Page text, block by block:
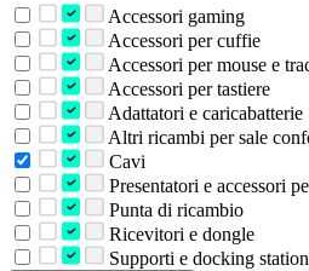
Accessori gaming
Accessori per cuffie
Accessori per mouse e
Accessori per tastiere
Adattatori e caricabatterie
Altri ricambi per sale
Cavi
Presentatori e accessori
Punta di ricambio
Ricevitori e dongle
Supporti e docking station